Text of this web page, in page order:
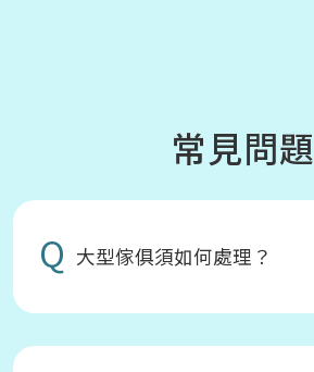
常見問題
Q 大型傢俱須如何處理？